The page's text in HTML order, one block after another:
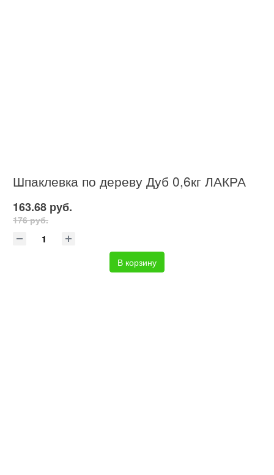
Шпаклевка по дереву Дуб 0,6кг ЛАКРА
163.68 руб.
176 руб.
В корзину